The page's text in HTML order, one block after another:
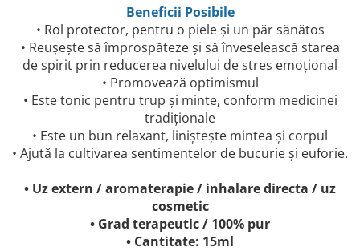
Beneficii Posibile
• Rol protector, pentru o piele și un păr sănătos
• Reușește să împrospăteze și să înveselească starea
de spirit prin reducerea nivelului de stres emoțional
• Promovează optimismul
• Este tonic pentru trup și minte, conform medicinei
tradiționale
• Este un bun relaxant, linișteşte mintea și corpul
• Ajută la cultivarea sentimentelor de bucurie și euforie.
• Uz extern / aromaterapie / inhalare directa / uz
cosmetic
• Grad terapeutic / 100% pur
• Cantitate: 15ml